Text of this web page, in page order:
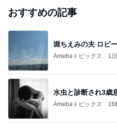
おすすめの記事
堀ちえみの夫 ロビ
Amebaトピックス 1
水虫と診断され3歳
Amebaトピックス 16